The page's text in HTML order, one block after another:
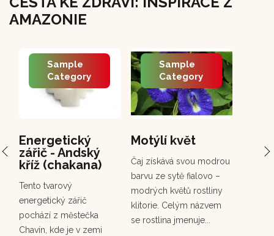
AMAZONIE
Energetický
zářič - Andský
kříž (chakana)
Sample
Category
Tento tvarový
energetický zářič
pochází z městečka
Chavín, kde je v zemi
Motýlí květ
Sample
Category
Čaj získává svou modrou
barvu ze sytě fialovo –
modrých květů rostliny
klitorie. Celým názvem
se rostlina jmenuje...